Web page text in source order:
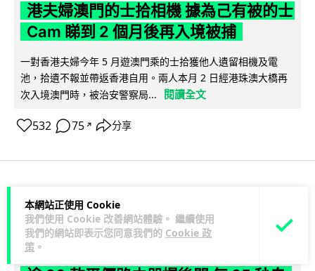
本網站正使用 Cookie
我們使用 Cookie 改善網站體驗。 繼續使用
我們的網站即表示您同意我們的 Cookie 政
策 。
港夫婦澳門的士拾相機 據為己有被的士
Cam 睇到 2 個月後再入境被捕
一對香港夫婦今年 5 月遊澳門乘的士拾獲他人遺留相機及電
池，拾遺不報並帶返香港自用。兩人本月 2 日經港珠澳大橋再
次入境澳門時，被治安警察局...
閱讀全文
532 75 ↗ 分享
3C科技 家居無線
Vin 1 日